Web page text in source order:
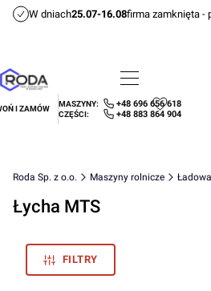
W dniach25.07-16.08firma zamknięta -
Menu
I ZAMÓW
MASZYNY: +48 696 656 618
CZĘŚCI: +48 883 864 904
Ulubione
Roda Sp. z o.o. Maszyny rolnicze
Łycha MTS
FILTRY